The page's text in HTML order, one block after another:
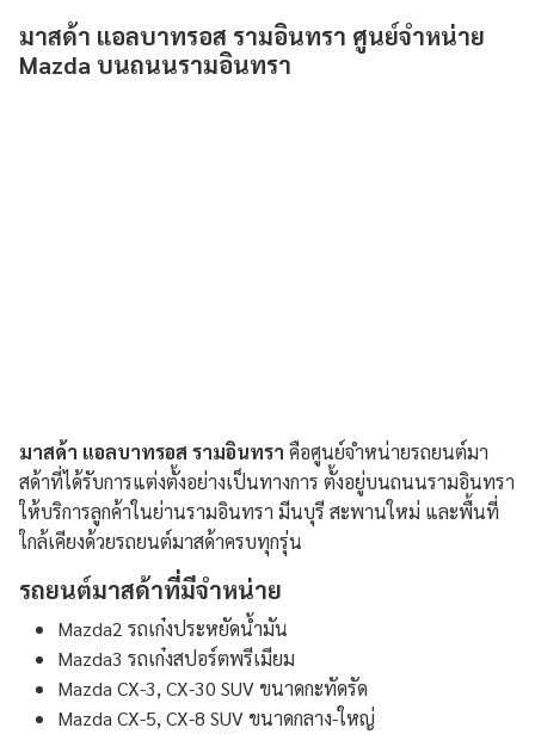
มาสด้า แอลบาทรอส รามอินทรา ศูนย์จำหน่าย
Mazda บนถนนรามอินทรา
มาสด้า แอลบาทรอส รามอินทรา คือศูนย์จำหน่ายรถยนต์มา
สด้าที่ได้รับการแต่งตั้งอย่างเป็นทางการ ตั้งอยู่บนถนนรามอินทรา
ให้บริการลูกค้าในย่านรามอินทรา มีนบุรี สะพานใหม่ และพื้นที่
ใกล้เคียงด้วยรถยนต์มาสด้าครบทุกรุ่น
รถยนต์มาสด้าที่มีจำหน่าย
Mazda2 รถเก๋งประหยัดน้ำมัน
Mazda3 รถเก๋งสปอร์ตพรีเมียม
Mazda CX-3, CX-30 SUV ขนาดกะทัดรัด
Mazda CX-5, CX-8 SUV ขนาดกลาง-ใหญ่